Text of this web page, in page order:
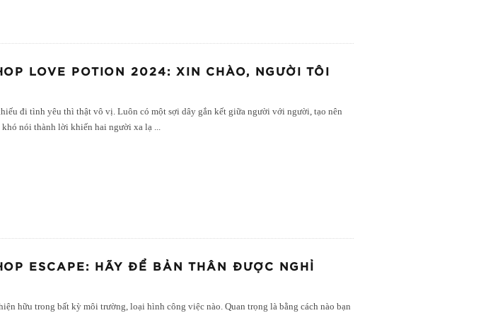
LOVE POTION 2024: XIN CHÀO, NGƯỜI TÔI
đi tình yêu thì thật vô vị. Luôn có một sợi dây gắn kết giữa người với người, tạo nên
khó nói thành lời khiến hai người xa lạ ...
ESCAPE: HÃY ĐỂ BẢN THÂN ĐƯỢC NGHỈ
hữu trong bất kỳ môi trường, loại hình công việc nào. Quan trọng là bằng cách nào bạn